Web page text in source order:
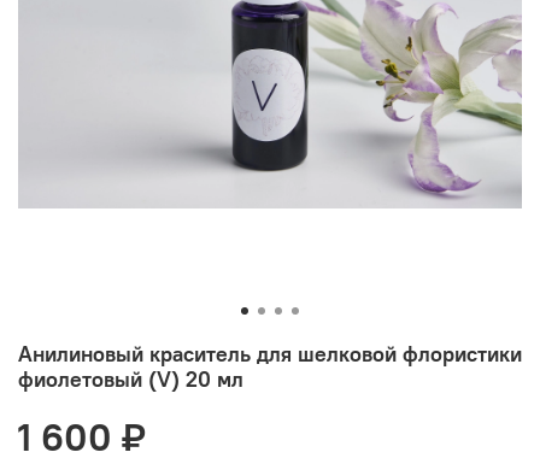
Анилиновый краситель для шелковой флористики
фиолетовый (V) 20 мл
1 600 ₽